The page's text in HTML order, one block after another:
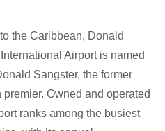
the Caribbean, Donald
Airport is named
Sangster, the former
premier. Owned and operated
ranks among the busiest